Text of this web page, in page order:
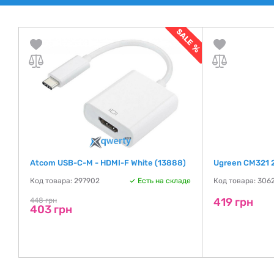
Atcom USB-C-M - HDMI-F White (13888)
Код товара: 297902 Есть на складе
448 грн
403 грн
Ugreen CM321
Код товара:
419 грн